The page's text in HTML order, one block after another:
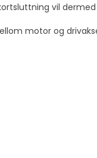
vil
motor og